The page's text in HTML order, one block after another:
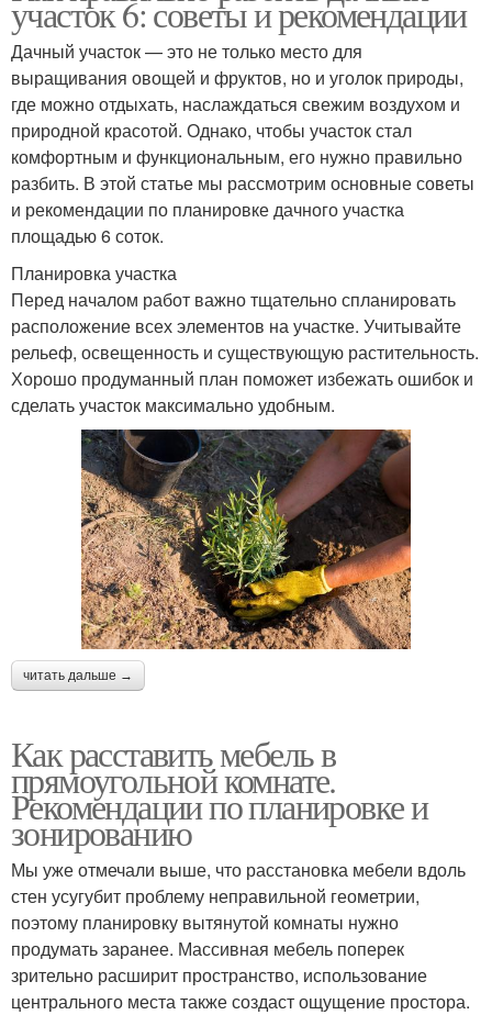
участок 6: советы и рекомендации
Дачный участок — это не только место для
выращивания овощей и фруктов, но и уголок природы,
где можно отдыхать, наслаждаться свежим воздухом и
природной красотой. Однако, чтобы участок стал
комфортным и функциональным, его нужно правильно
разбить. В этой статье мы рассмотрим основные советы
и рекомендации по планировке дачного участка
площадью 6 соток.
Планировка участка
Перед началом работ важно тщательно спланировать
расположение всех элементов на участке. Учитывайте
рельеф, освещенность и существующую растительность.
Хорошо продуманный план поможет избежать ошибок и
сделать участок максимально удобным.
читать дальше →
Как расставить мебель в
прямоугольной комнате.
Рекомендации по планировке и
зонированию
Мы уже отмечали выше, что расстановка мебели вдоль
стен усугубит проблему неправильной геометрии,
поэтому планировку вытянутой комнаты нужно
продумать заранее. Массивная мебель поперек
зрительно расширит пространство, использование
центрального места также создаст ощущение простора.